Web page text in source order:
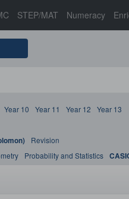
STEP/MAT Numeracy
Year 10 Year 11 Year 12
Year 13
Revision
Probability and Statistics